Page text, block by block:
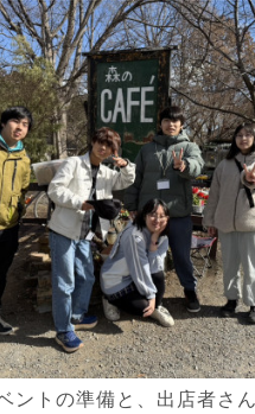
ントの準備と、出店者さ